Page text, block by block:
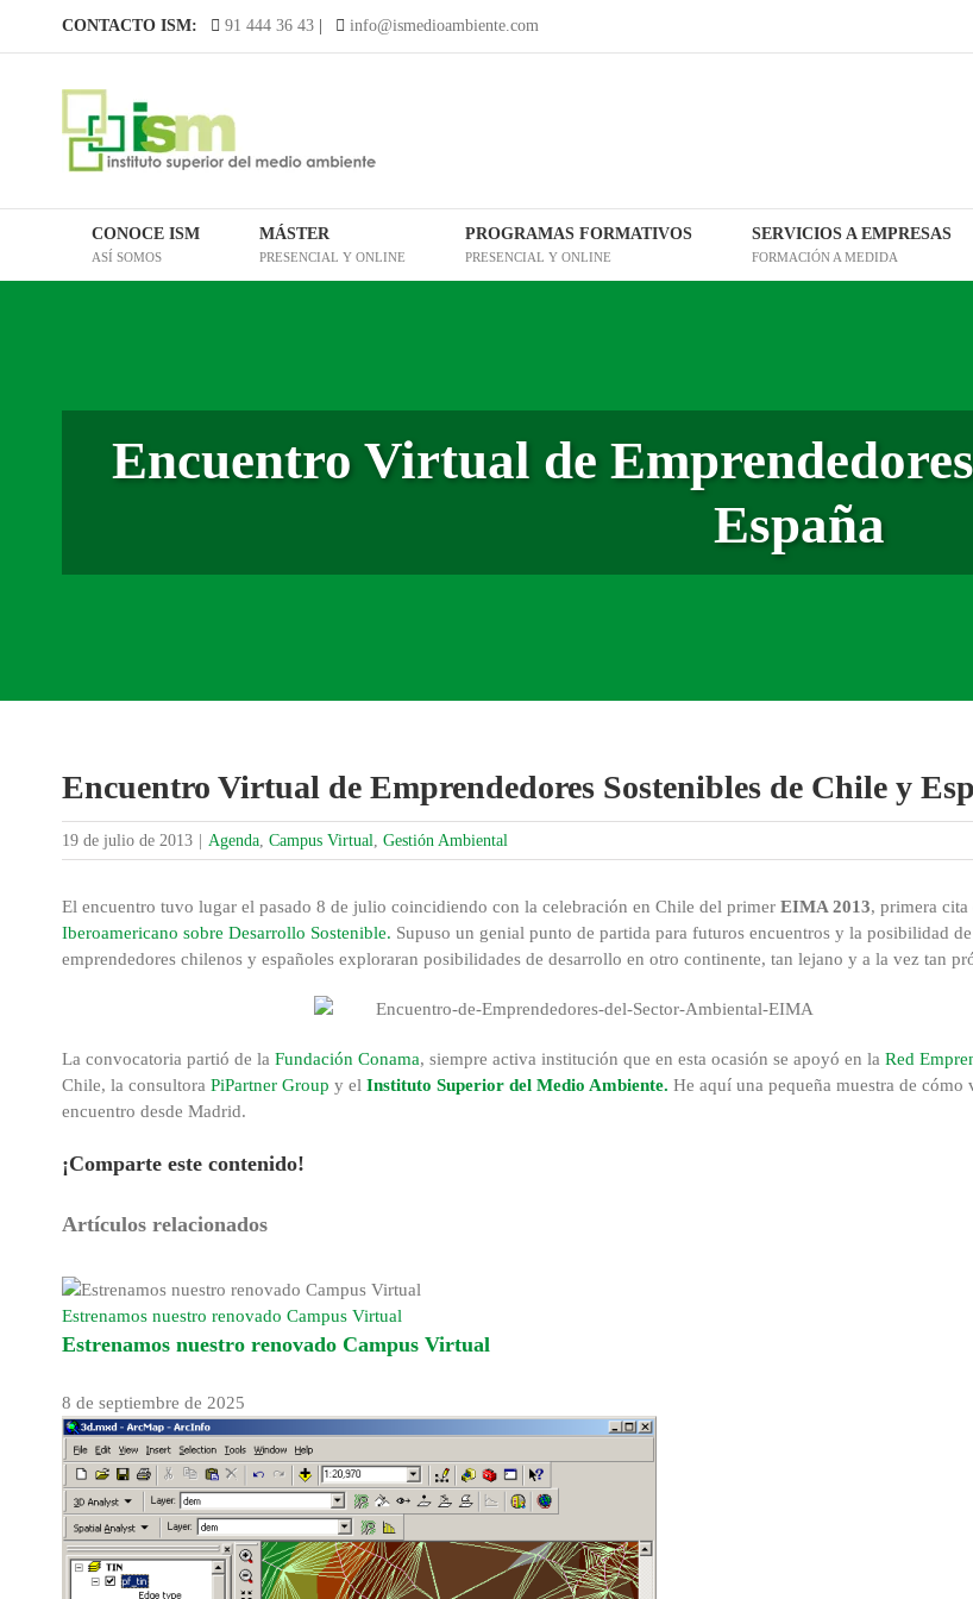
CONTACTO ISM: 91 444 36 43 info@ismedioambiente.com
CONOCE ISM
ASÍ SOMOS
MÁSTER
PRESENCIAL Y ONLINE
PROGRAMAS FORMATIVOS
PRESENCIAL Y ONLINE
SERVICIOS A EMPRESAS
FORMACIÓN A MEDIDA
Encuentro Virtual de
España
Encuentro Virtual de Emprendedores Sostenibles de Chile y
19 de julio de 2013 Agenda, Campus Virtual, Gestión Ambiental
El encuentro tuvo lugar el pasado 8 de julio coincidiendo con la celebración en Chile del primer EIMA 2013, primera cita
Iberoamericano sobre Desarrollo Sostenible. Supuso un genial punto de partida para futuros encuentros y la posibilidad
emprendedores chilenos y españoles exploraran posibilidades de desarrollo en otro continente, tan lejano y a la vez tan
La convocatoria partió de la Fundación Conama, siempre activa institución que en esta ocasión se apoyó en la Red
Chile, la consultora PiPartner Group y el Instituto Superior del Medio Ambiente. He aquí una pequeña muestra de cómo
encuentro desde Madrid.
¡Comparte este contenido!
Facebook
X
Reddit
LinkedIn
WhatsApp
Tumblr
Pinterest
Correo
electrónico
Artículos relacionados
Estrenamos nuestro renovado Campus Virtual
Estrenamos nuestro renovado Campus Virtual
8 de septiembre de 2025